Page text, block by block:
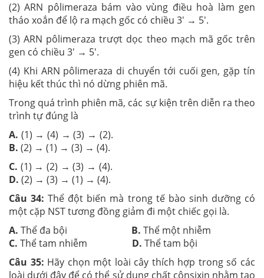
(2) ARN pôlimeraza bám vào vùng điều hoà làm gen
tháo xoắn để lộ ra mạch gốc có chiều 3' → 5'.
(3) ARN pôlimeraza trượt dọc theo mạch mã gốc trên
gen có chiều 3' → 5'.
(4) Khi ARN pôlimeraza di chuyển tới cuối gen, gặp tín
hiệu kết thúc thì nó dừng phiên mã.
Trong quá trình phiên mã, các sự kiện trên diễn ra theo
trình tự đúng là
A. (1) → (4) → (3) → (2).
B. (2) → (1) → (3) → (4).
C. (1) → (2) → (3) → (4).
D. (2) → (3) → (1) → (4).
Câu 34: Thể đột biến mà trong tế bào sinh dưỡng có
một cặp NST t­ương đồng giảm đi một chiếc gọi là.
A.Thể đa bội B. Thể một nhiễm
C. Thể tam nhiễm D. Thể tam bội
Câu 35: Hãy chọn một loài cây thích hợp trong số các
loài dưới đây để có thể sử dụng chất cônsixin nhằm tạo